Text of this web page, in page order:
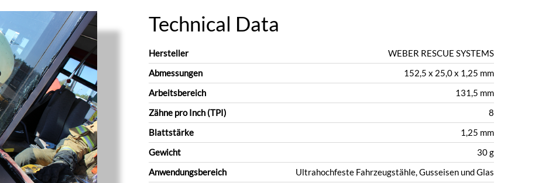
Technical Data
Hersteller
WEBER RESCUE SYSTEMS
Abmessungen
152,5 x 25,0 x 1,25 mm
Arbeitsbereich
131,5 mm
Zähne pro Inch (TPI)
8
Blattstärke
1,25 mm
Gewicht
30 g
Anwendungsbereich
Ultrahochfeste Fahrzeugstähle, Gusseisen und Glas